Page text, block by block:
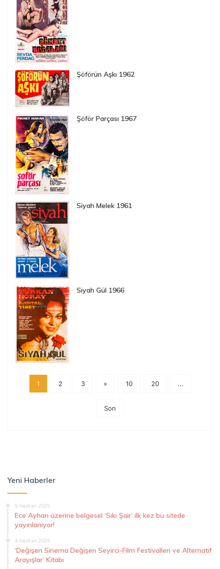
Şöförün Aşkı 1962
Şöför Parçası 1967
Siyah Melek 1961
Siyah Gül 1966
1 2 3 » 10 20 ...
Son
Yeni Haberler
5 Haziran 2025
Ece Ayhan üzerine belgesel ‘Sıkı Şair’ ilk kez bu sitede
yayınlanıyor!
4 Haziran 2025
‘Değişen Sinema Değişen Seyirci-Film Festivalleri ve Alternatif
Arayışlar’ Kitabı